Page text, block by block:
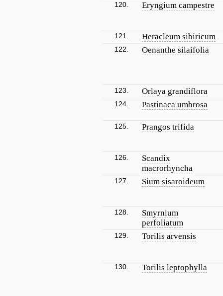
120. Eryngium campestre
121. Heracleum sibiricum
122. Oenanthe silaifolia
123. Orlaya grandiflora
124. Pastinaca umbrosa
125. Prangos trifida
126.
Scandix
macrorhyncha
127. Sium sisaroideum
128.
Smyrnium
perfoliatum
129. Torilis arvensis
130. Torilis leptophylla